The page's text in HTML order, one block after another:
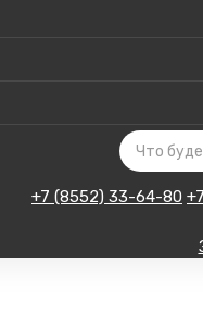
+7 (8552) 33-64-80